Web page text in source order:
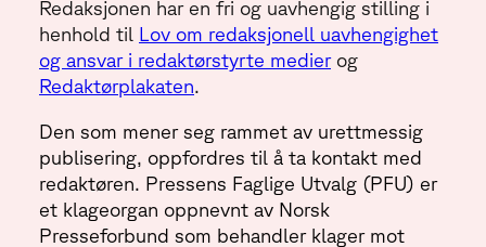
Redaksjonen har en fri og uavhengig stilling i
henhold til Lov om redaksjonell uavhengighet
og ansvar i redaktørstyrte medierog
Redaktørplakaten.
Den som mener seg rammet av urettmessig
publisering, oppfordres til å ta kontakt med
redaktøren. Pressens Faglige Utvalg (PFU) er
et klageorgan oppnevnt av Norsk
Presseforbund som behandler klager mot